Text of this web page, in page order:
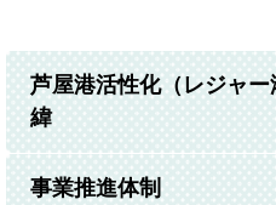
芦屋港活性化（レジャ
緯
事業推進体制